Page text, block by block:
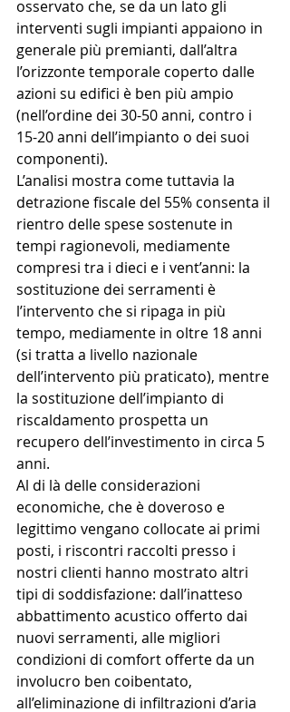
osservato che, se da un lato gli
interventi sugli impianti appaiono in
generale più premianti, dall’altra
l’orizzonte temporale coperto dalle
azioni su edifici è ben più ampio
(nell’ordine dei 30-50 anni, contro i
15-20 anni dell’impianto o dei suoi
componenti).
L’analisi mostra come tuttavia la
detrazione fiscale del 55% consenta il
rientro delle spese sostenute in
tempi ragionevoli, mediamente
compresi tra i dieci e i vent’anni: la
sostituzione dei serramenti è
l’intervento che si ripaga in più
tempo, mediamente in oltre 18 anni
(si tratta a livello nazionale
dell’intervento più praticato), mentre
la sostituzione dell’impianto di
riscaldamento prospetta un
recupero dell’investimento in circa 5
anni.
Al di là delle considerazioni
economiche, che è doveroso e
legittimo vengano collocate ai primi
posti, i riscontri raccolti presso i
nostri clienti hanno mostrato altri
tipi di soddisfazione: dall’inatteso
abbattimento acustico offerto dai
nuovi serramenti, alle migliori
condizioni di comfort offerte da un
involucro ben coibentato,
all’eliminazione di infiltrazioni d’aria